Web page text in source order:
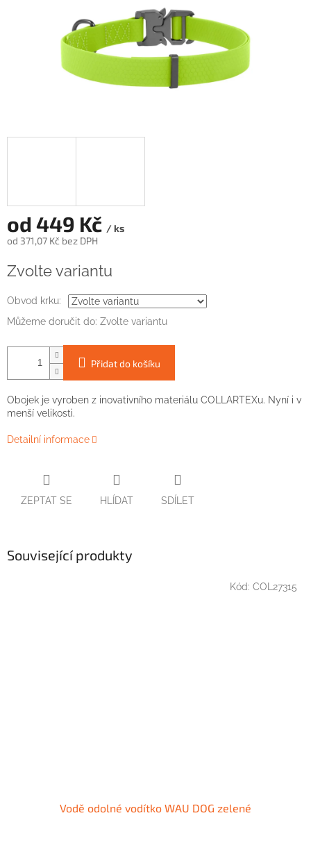
od 449 Kč / ks
od 371,07 Kč bez DPH
cena:
Zvolte variantu
Obvod krku:
Můžeme doručit do: Zvolte variantu
Přidat do košíku
Obojek je vyroben z inovativního materiálu COLLARTEXu. Nyní i v
menší velikosti.
Detailní informace
ZEPTAT SE HLÍDAT SDÍLET
Související produkty
Vodě odolné vodítko WAU DOG zelené
Kód: COL27315